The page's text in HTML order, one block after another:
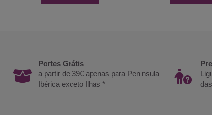
Portes Grátis
a partir de 39€ apenas para Península
Ibérica exceto Ilhas *